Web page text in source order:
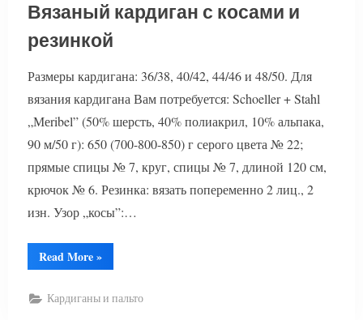
Вязаный кардиган с косами и
резинкой
Размеры кардигана: 36/38, 40/42, 44/46 и 48/50. Для
вязания кардигана Вам потребуется: Schoeller + Stahl
„Меribel” (50% шерсть, 40% полиакрил, 10% альпака,
90 м/50 г): 650 (700-800-850) г серого цвета № 22;
прямые спицы № 7, круг, спицы № 7, длиной 120 см,
крючок № 6. Резинка: вязать попеременно 2 лиц., 2
изн. Узор „косы”:…
Read More“Вязаный
кардиган
и
»
Кардиганы и пальто